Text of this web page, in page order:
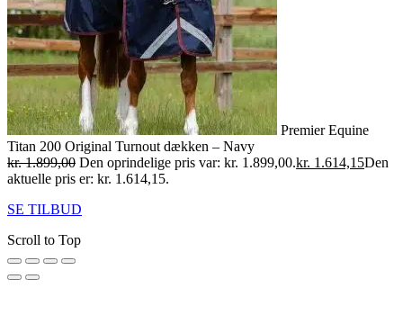
Premier Equine
Titan 200 Original Turnout dækken – Navy
kr.1.899,00 Den oprindelige pris var: kr. 1.899,00.kr. 1.614,15Den
aktuelle pris er: kr. 1.614,15.
SE TILBUD
Scroll to Top